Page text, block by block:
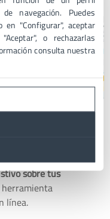
la gestión de
sencilla y
sobre tus
línea.
navegación. Puedes
en "Configurar", aceptar
o rechazarlas
consulta nuestra